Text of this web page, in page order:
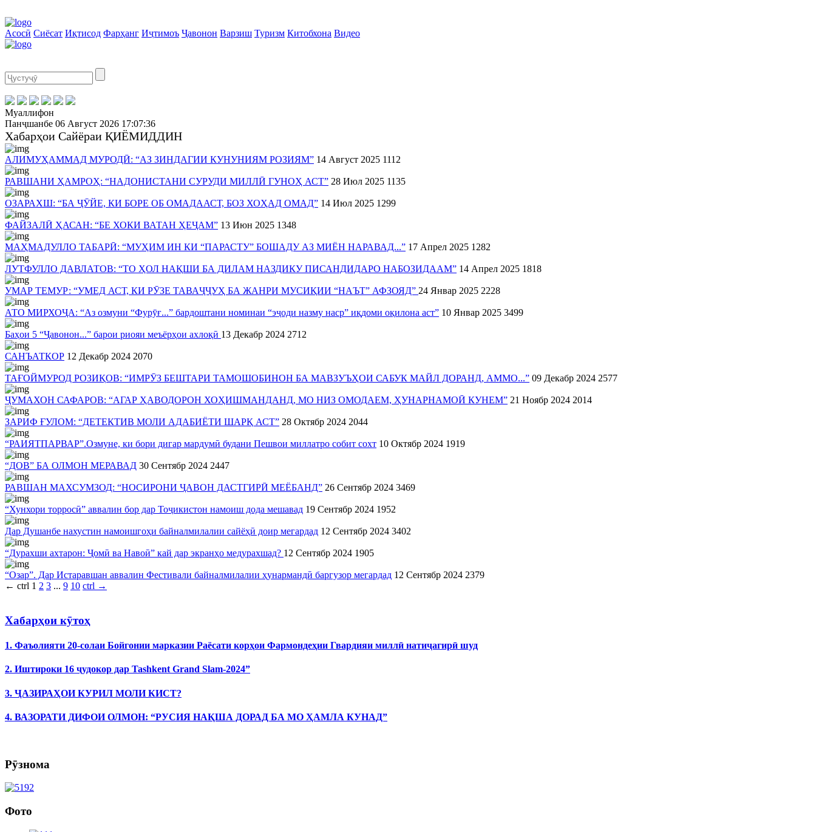
Асосӣ Сиёсат Иқтисод Фарҳанг Иҷтимоъ Ҷавонон Варзиш Туризм Китобхона Видео
Муаллифон
Панҷшанбе 06 Август 2026 17:07:36
Хабарҳои Сайёраи ҚИЁМИДДИН
АЛИМУҲАММАД МУРОДӢ: “АЗ ЗИНДАГИИ КУНУНИЯМ РОЗИЯМ” 14 Август 2025 1112
РАВШАНИ ҲАМРОҲ: “НАДОНИСТАНИ СУРУДИ МИЛЛӢ ГУНОҲ АСТ” 28 Июл 2025 1135
ОЗАРАХШ: “БА ҶӮЙЕ, КИ БОРЕ ОБ ОМАДААСТ, БОЗ ХОҲАД ОМАД” 14 Июл 2025 1299
ФАЙЗАЛӢ ҲАСАН: “БЕ ХОКИ ВАТАН ҲЕҶАМ” 13 Июн 2025 1348
МАҲМАДУЛЛО ТАБАРӢ: “МУҲИМ ИН КИ “ПАРАСТУ” БОШАДУ АЗ МИЁН НАРАВАД...” 17 Апрел 2025 1282
ЛУТФУЛЛО ДАВЛАТОВ: “ТО ҲОЛ НАҚШИ БА ДИЛАМ НАЗДИКУ ПИСАНДИДАРО НАБОЗИДААМ” 14 Апрел 2025 1818
УМАР ТЕМУР: “УМЕД АСТ, КИ РӮЗЕ ТАВАҶҶУҲ БА ЖАНРИ МУСИҚИИ “НАЪТ” АФЗОЯД” 24 Январ 2025 2228
АТО МИРХОҶА: “Аз озмуни “Фурӯғ...” бардоштани номинаи “эҷоди назму наср” иқдоми оқилона аст” 10 Январ 2025 3499
Баҳои 5 “Ҷавонон...” барои риояи меъёрҳои ахлоқӣ 13 Декабр 2024 2712
САНЪАТКОР 12 Декабр 2024 2070
ТАҒОЙМУРОД РОЗИҚОВ: “ИМРӮЗ БЕШТАРИ ТАМОШОБИНОН БА МАВЗУЪҲОИ САБУК МАЙЛ ДОРАНД, АММО...” 09 Декабр 2024 2577
ҶУМАХОН САФАРОВ: “АГАР ҲАВОДОРОН ХОҲИШМАНДАНД, МО НИЗ ОМОДАЕМ, ҲУНАРНАМОӢ КУНЕМ” 21 Ноябр 2024 2014
ЗАРИФ ҒУЛОМ: “ДЕТЕКТИВ МОЛИ АДАБИЁТИ ШАРҚ АСТ” 28 Октябр 2024 2044
“РАИЯТПАРВАР”.Озмуне, ки бори дигар мардумӣ будани Пешвои миллатро собит сохт 10 Октябр 2024 1919
“ДОВ” БА ОЛМОН МЕРАВАД 30 Сентябр 2024 2447
РАВШАН МАХСУМЗОД: “НОСИРОНИ ҶАВОН ДАСТГИРӢ МЕЁБАНД” 26 Сентябр 2024 3469
“Хунхори торросӣ” аввалин бор дар Тоҷикистон намоиш дода мешавад 19 Сентябр 2024 1952
Дар Душанбе нахустин намоишгоҳи байналмилалии сайёҳӣ доир мегардад 12 Сентябр 2024 3402
“Дурахши ахтарон: Ҷомӣ ва Навоӣ” кай дар экранҳо медурахшад? 12 Сентябр 2024 1905
“Озар”. Дар Истаравшан аввалин Фестивали байналмилалии ҳунармандӣ баргузор мегардад 12 Сентябр 2024 2379
← ctrl 1 2 3 ... 9 10 ctrl →
Хабарҳои кӯтоҳ
1. Фаъолияти 20-солаи Бойгонии марказии Раёсати корҳои Фармондеҳии Гвардияи миллӣ натиҷагирӣ шуд
2. Иштироки 16 ҷудокор дар Tashkent Grand Slam-2024”
3. ҶАЗИРАҲОИ КУРИЛ МОЛИ КИСТ?
4. ВАЗОРАТИ ДИФОИ ОЛМОН: “РУСИЯ НАҚША ДОРАД БА МО ҲАМЛА КУНАД”
Рӯзнома
Фото